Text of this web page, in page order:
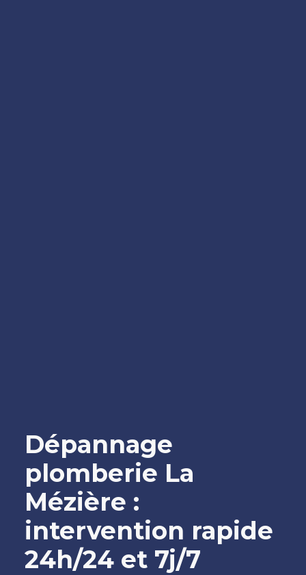
Dépannage
plomberie La
Mézière :
intervention rapide
24h/24 et 7j/7